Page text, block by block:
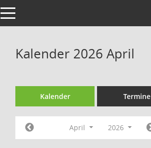
Toggle navigation
Kalender 2026 April
Kalender Termine
April 2026